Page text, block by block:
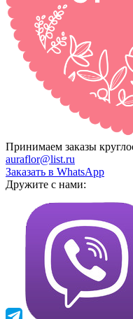
Принимаем заказы
auraflor@list.ru
Заказать в WhatsApp
Дружите с нами: